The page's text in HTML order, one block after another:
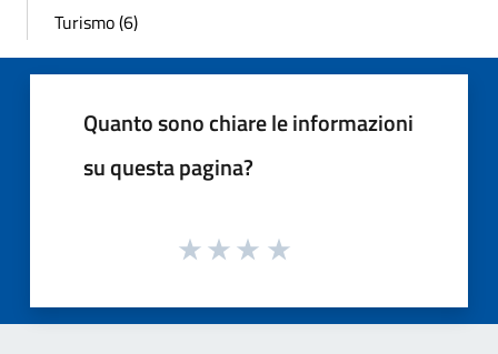
Turismo (6)
Quanto sono chiare le informazioni
su questa pagina?